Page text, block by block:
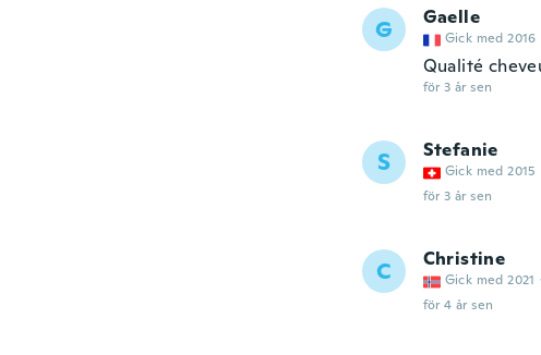
G Gaelle
Gick med 2016
Qualité
för 3 år sen
S Stefanie
Gick med 2015
för 3 år sen
C Christine
Gick med 2021
för 4 år sen